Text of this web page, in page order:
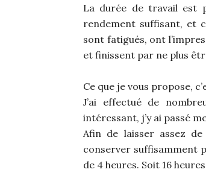
La durée de travail est
rendement suffisant, et
sont fatigués, ont
et finissent par ne plus
Ce que je vous propose,
J’ai effectué de
intéressant, j’y ai passé
Afin de laisser assez
conserver suffisamment
de 4 heures. Soit 16